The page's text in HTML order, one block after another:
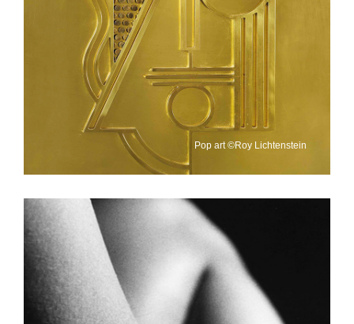
Pop art ©Roy Lichtenstein